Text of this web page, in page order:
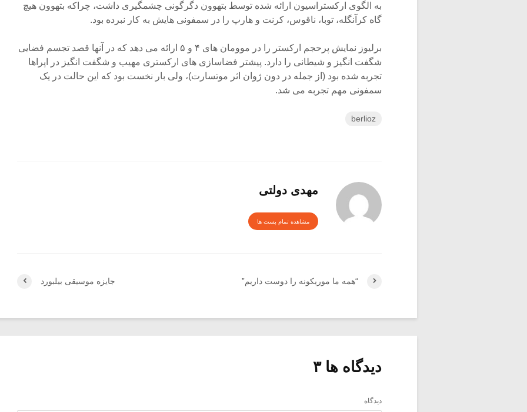
به الگوی ارکستراسیون ارائه شده توسط بتهوون دگرگونی چشمگیری داشت، چراکه بتهوون هیچ
گاه کرآنگله، توبا، ناقوس، کرنت و هارپ را در سمفونی هایش به کار نبرده بود.
برلیوز نمایش پرحجم ارکستر را در موومان های ۴ و ۵ ارائه می دهد که در آنها قصد تجسم فضایی
شگفت انگیز و شیطانی را دارد. پیشتر فضاسازی های ارکستری مهیب و شگفت انگیز در اپراها
تجربه شده بود (از جمله در دون ژوان اثر موتسارت)، ولی بار نخست بود که این حالت در یک
سمفونی مهم تجربه می شد.
berlioz
مهدی دولتی
مشاهده تمام پست ها
جایزه موسیقی بیلبورد “همه ما موریکونه را دوست داریم”
دیدگاه ها ۳
دیدگاه